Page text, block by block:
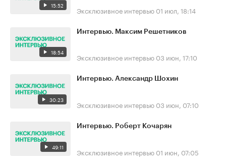
15:52 Эксклюзивное интервью 01 июл, 18:14
18:54
Интервью. Максим Решетников
Эксклюзивное интервью 03 июн, 17:10
30:23
Интервью. Александр Шохин
Эксклюзивное интервью 03 июн, 07:10
49:11
Интервью. Роберт Кочарян
Эксклюзивное интервью 01 июн, 07:05